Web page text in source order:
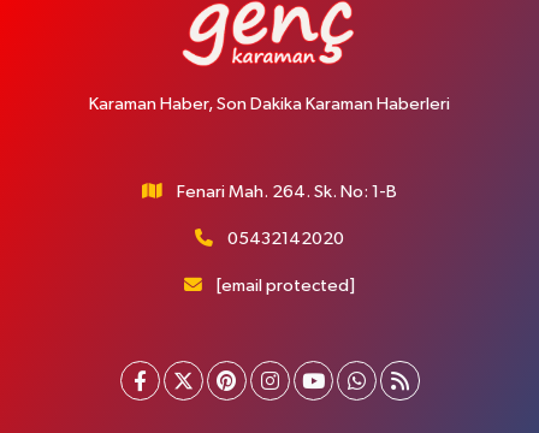
Karaman Haber, Son Dakika Karaman Haberleri
Fenari Mah. 264. Sk. No: 1-B
05432142020
[email protected]